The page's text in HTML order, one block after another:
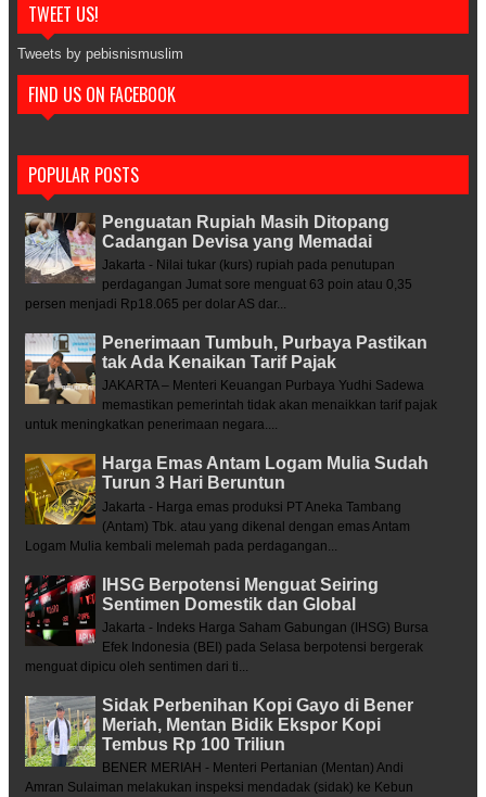
TWEET US!
Tweets by pebisnismuslim
FIND US ON FACEBOOK
POPULAR POSTS
Penguatan Rupiah Masih Ditopang
Cadangan Devisa yang Memadai
Jakarta - Nilai tukar (kurs) rupiah pada penutupan
perdagangan Jumat sore menguat 63 poin atau 0,35
persen menjadi Rp18.065 per dolar AS dar...
Penerimaan Tumbuh, Purbaya Pastikan
tak Ada Kenaikan Tarif Pajak
JAKARTA – Menteri Keuangan Purbaya Yudhi Sadewa
memastikan pemerintah tidak akan menaikkan tarif pajak
untuk meningkatkan penerimaan negara....
Harga Emas Antam Logam Mulia Sudah
Turun 3 Hari Beruntun
Jakarta - Harga emas produksi PT Aneka Tambang
(Antam) Tbk. atau yang dikenal dengan emas Antam
Logam Mulia kembali melemah pada perdagangan...
IHSG Berpotensi Menguat Seiring
Sentimen Domestik dan Global
Jakarta - Indeks Harga Saham Gabungan (IHSG) Bursa
Efek Indonesia (BEI) pada Selasa berpotensi bergerak
menguat dipicu oleh sentimen dari ti...
Sidak Perbenihan Kopi Gayo di Bener
Meriah, Mentan Bidik Ekspor Kopi
Tembus Rp 100 Triliun
BENER MERIAH - Menteri Pertanian (Mentan) Andi
Amran Sulaiman melakukan inspeksi mendadak (sidak) ke Kebun